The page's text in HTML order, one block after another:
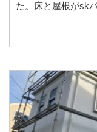
た。床と屋根がsk